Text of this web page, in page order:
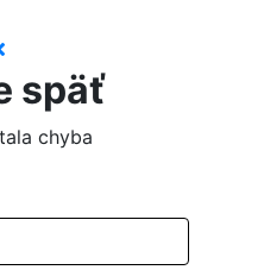
späť
chyba